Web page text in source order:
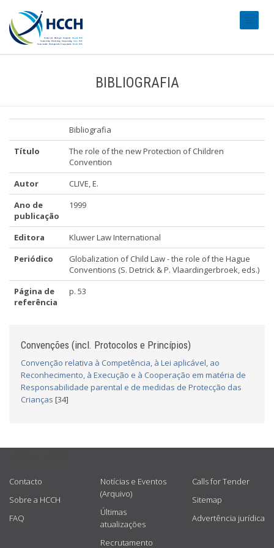
BIBLIOGRAFIA
Bibliografia
Título
The role of the new Protection of Children
Convention
Autor
CLIVE, E.
Ano de
publicação
1999
Editora
Kluwer Law International
Periódico
Globalization of Child Law - the role of the Hague
Conventions (S. Detrick & P. Vlaardingerbroek, eds.)
Página de
referência
p. 53
Convenções (incl. Protocolos e Princípios)
Convenção relativa à Competência, à Lei aplicável, ao
Reconhecimento, à Execução e à Cooperação em matéria de
Responsabilidade parental e de medidas de Protecção das
Crianças [34]
Contacto
Sobre a HCCH
FAQ
Notícias e Eventos
(Arquivo)
Últimas
atualizações
Recrutamento
Calls for Tender
Sitemap
Advertência jurídica